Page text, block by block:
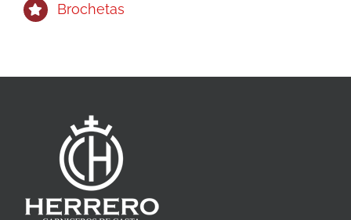
Brochetas